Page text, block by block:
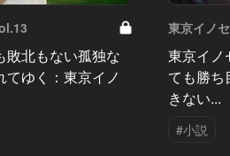
敗北もない孤独な
てゆく：東京イノ
東京イノ
東京イノ
ても勝
きない...
#小説